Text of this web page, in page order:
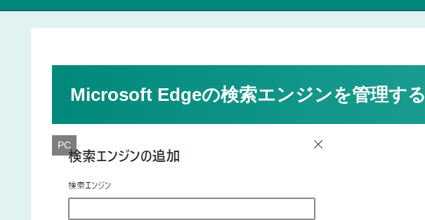
Microsoft Edgeの検索エンジンを管理する
PC